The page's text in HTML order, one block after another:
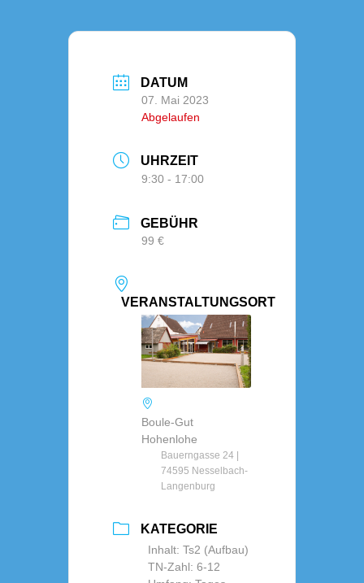
DATUM
07. Mai 2023
Abgelaufen
UHRZEIT
9:30 - 17:00
GEBÜHR
99 €
VERANSTALTUNGSORT
Boule-Gut
Hohenlohe
Bauerngasse 24 |
74595 Nesselbach-
Langenburg
KATEGORIE
Inhalt: Ts2 (Aufbau)
TN-Zahl: 6-12